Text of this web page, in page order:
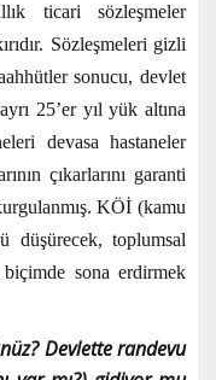
ticari sözleşmeler
Sözleşmeleri gizli
sonucu, devlet
25’er yıl yük altına
devasa hastaneler
çıkarlarını garanti
KÖİ (kamu
düşürecek, toplumsal
sona erdirmek
Devlette randevu